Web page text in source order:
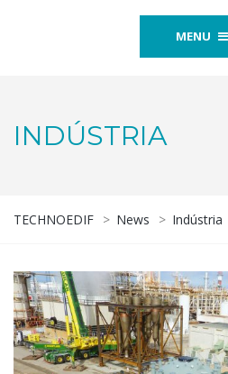
MENU
INDÚSTRIA
TECHNOEDIF > News > Indústria